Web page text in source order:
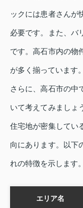
ックには患者さんが
必要です。また、バ
です。高石市内の物
が多く揃っています。
さらに、高石市の中
いて考えてみましょ
住宅地が密集してい
向にあります。以下
れの特徴を示します。
エリア名